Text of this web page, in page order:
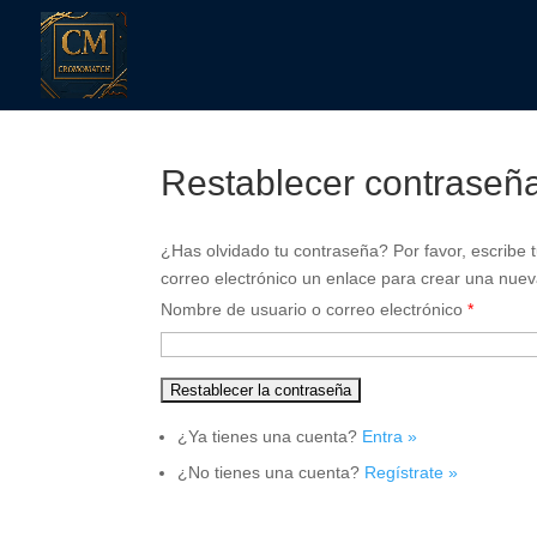
Restablecer
¿Has olvidado tu contraseña? Por favor,
correo electrónico un enlace para crear una
Nombre de usuario o correo electrónico*
¿Ya tienes una cuenta? Entra »
¿No tienes una cuenta? Regístrate »